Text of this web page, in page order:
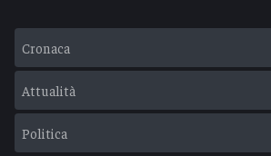
Cronaca
Attualità
Politica